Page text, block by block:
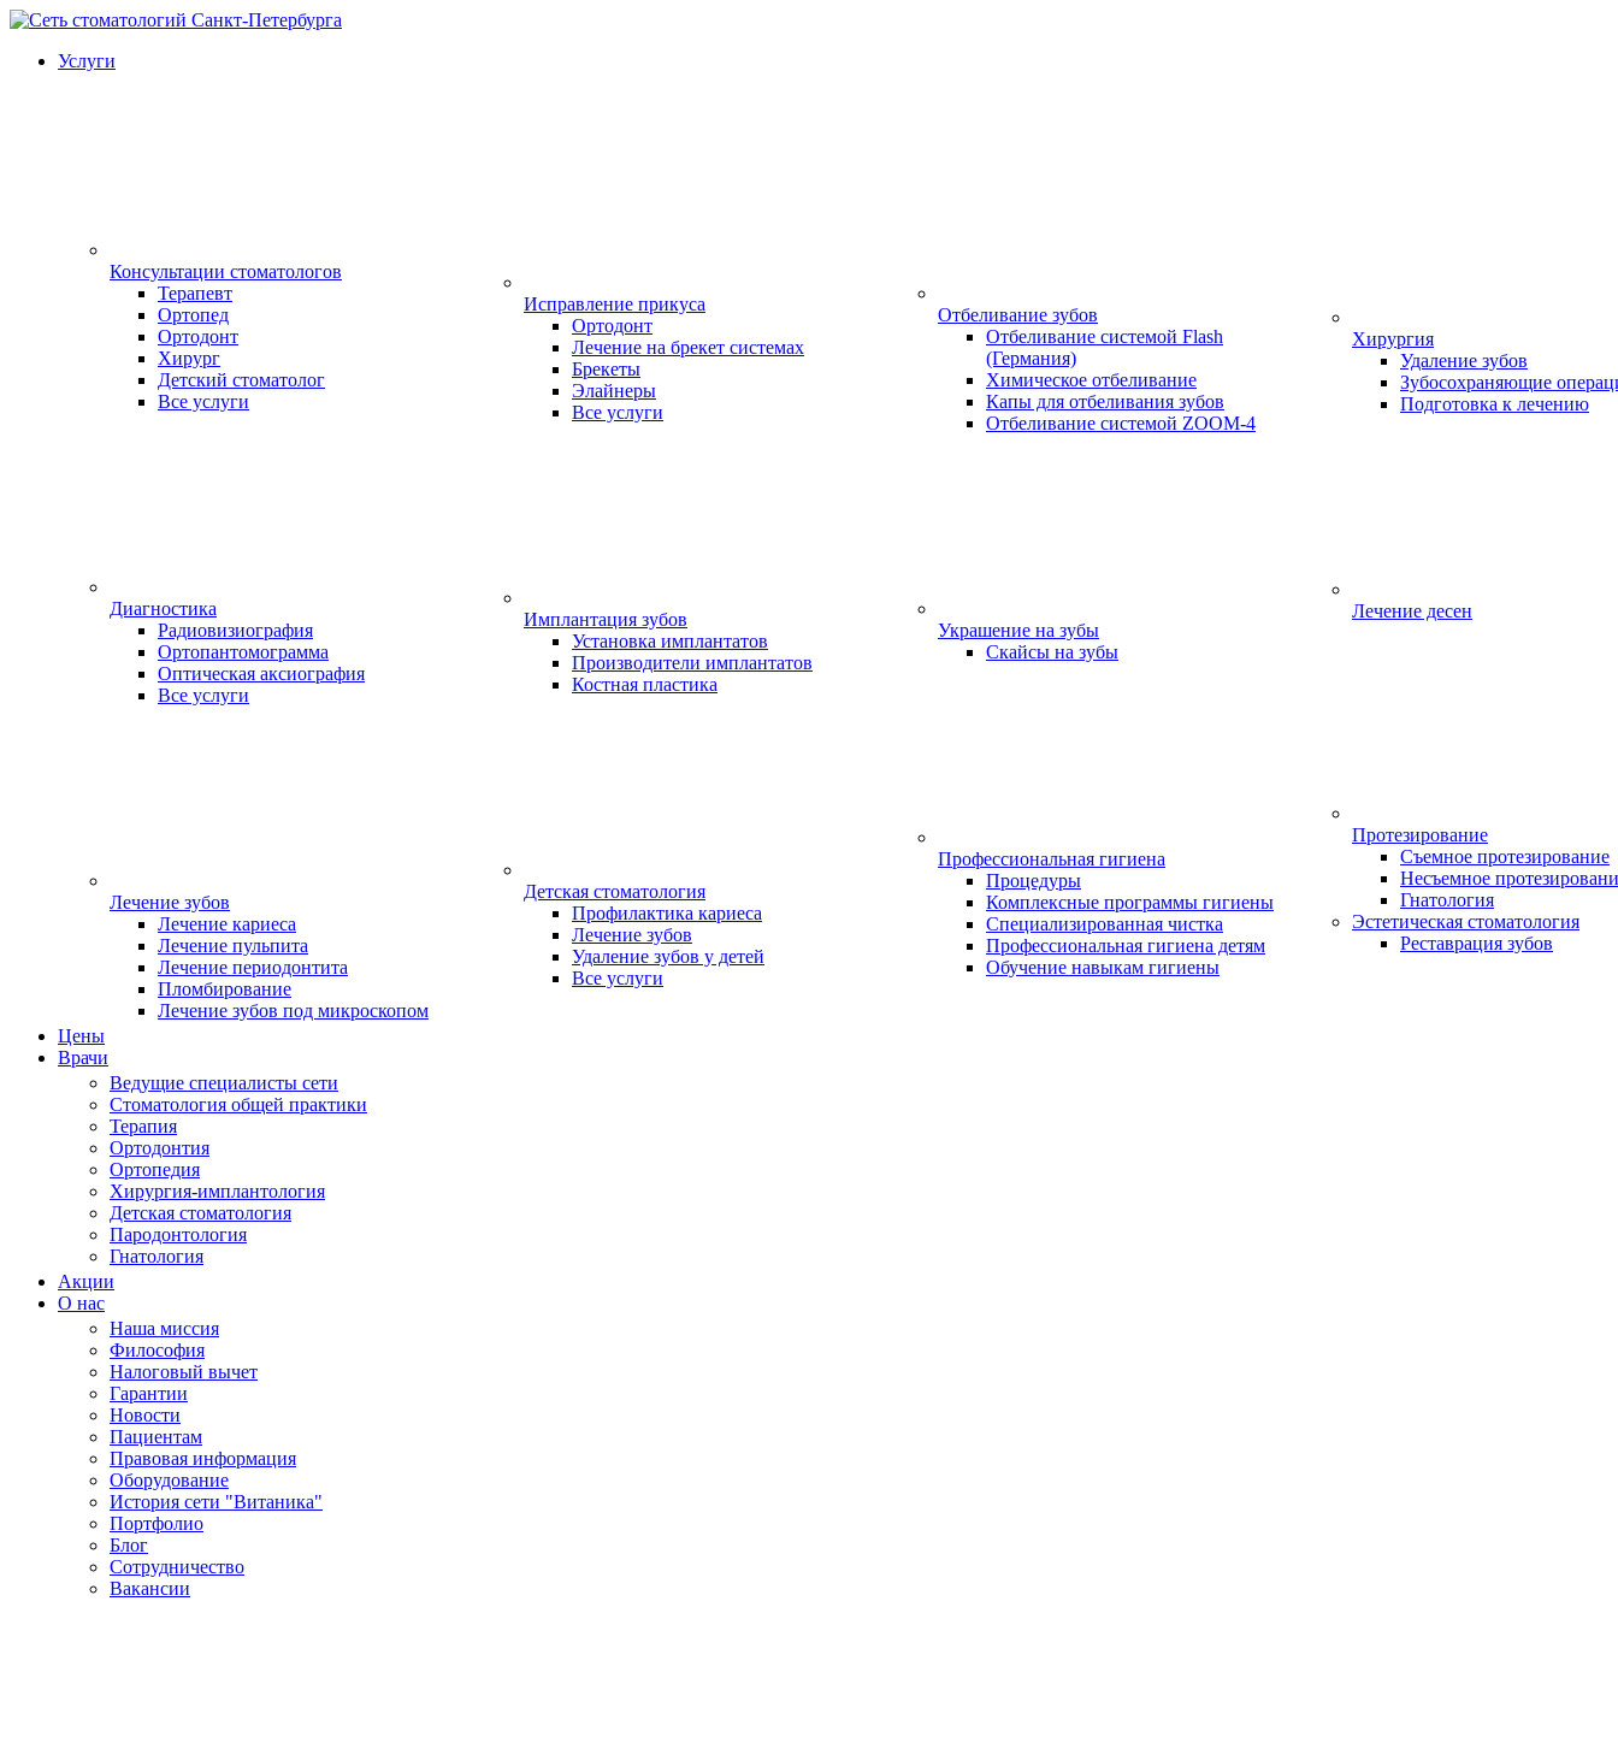
Услуги
Консультации стоматологов
Терапевт
Ортопед
Ортодонт
Хирург
Детский стоматолог
Все услуги
Диагностика
Радиовизиография
Ортопантомограмма
Оптическая аксиография
Все услуги
Лечение зубов
Лечение кариеса
Лечение пульпита
Лечение периодонтита
Пломбирование
Лечение зубов под микроскопом
Исправление прикуса
Ортодонт
Лечение на брекет системах
Брекеты
Элайнеры
Все услуги
Имплантация зубов
Установка имплантатов
Производители имплантатов
Костная пластика
Детская стоматология
Профилактика кариеса
Лечение зубов
Удаление зубов у детей
Все услуги
Отбеливание зубов
Отбеливание системой Flash
(Германия)
Химическое отбеливание
Капы для отбеливания зубов
Отбеливание системой ZOOM-4
Украшение на зубы
Скайсы на зубы
Профессиональная гигиена
Процедуры
Комплексные программы гигиены
Специализированная чистка
Профессиональная гигиена детям
Обучение навыкам гигиены
Хирургия
Удаление зубов
Зубосохраняющие
Подготовка к лечению
Лечение десен
Протезирование
Съемное протезирование
Несъемное
Гнатология
Эстетическая стоматология
Реставрация зубов
Цены
Врачи
Ведущие специалисты сети
Стоматология общей практики
Терапия
Ортодонтия
Ортопедия
Хирургия-имплантология
Детская стоматология
Пародонтология
Гнатология
Акции
О нас
Наша миссия
Философия
Налоговый вычет
Гарантии
Новости
Пациентам
Правовая информация
Оборудование
История сети "Витаника"
Портфолио
Блог
Сотрудничество
Вакансии